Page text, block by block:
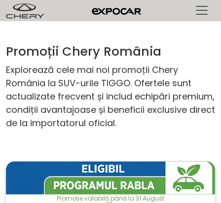
Promoții Chery România
Explorează cele mai noi promoții Chery
România la SUV-urile TIGGO. Ofertele sunt
actualizate frecvent și includ echipări premium,
condiții avantajoase și beneficii exclusive direct
de la importatorul oficial.
Promoție valabilă până la 31 August